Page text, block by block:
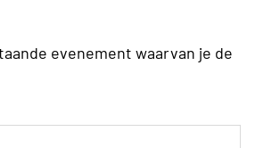
evenement waarvan je de